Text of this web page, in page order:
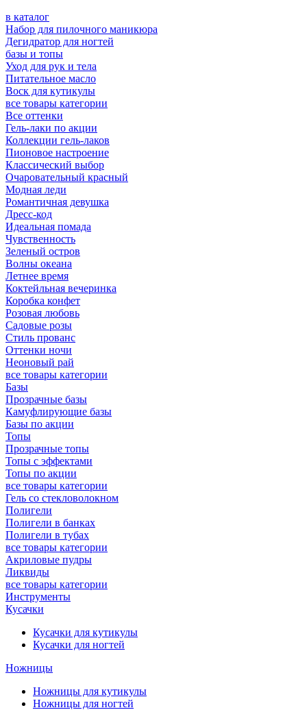
в каталог
Набор для пилочного маникюра
Дегидратор для ногтей
базы и топы
Уход для рук и тела
Питательное масло
Воск для кутикулы
все товары категории
Все оттенки
Гель-лаки по акции
Коллекции гель-лаков
Пионовое настроение
Классический выбор
Очаровательный красный
Модная леди
Романтичная девушка
Дресс-код
Идеальная помада
Чувственность
Зеленый остров
Волны океана
Летнее время
Коктейльная вечеринка
Коробка конфет
Розовая любовь
Садовые розы
Стиль прованс
Оттенки ночи
Неоновый рай
все товары категории
Базы
Прозрачные базы
Камуфлирующие базы
Базы по акции
Топы
Прозрачные топы
Топы с эффектами
Топы по акции
все товары категории
Гель со стекловолокном
Полигели
Полигели в банках
Полигели в тубах
все товары категории
Акриловые пудры
Ликвиды
все товары категории
Инструменты
Кусачки
Кусачки для кутикулы
Кусачки для ногтей
Ножницы
Ножницы для кутикулы
Ножницы для ногтей